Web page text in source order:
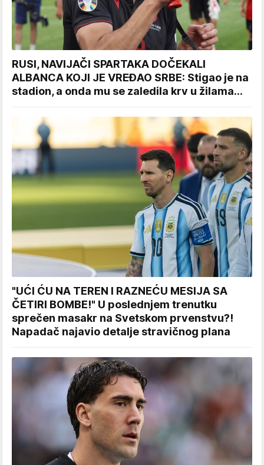
RUSI, NAVIJAČI SPARTAKA DOČEKALI
ALBANCA KOJI JE VREĐAO SRBE: Stigao je na
stadion, a onda mu se zaledila krv u žilama...
"UĆI ĆU NA TEREN I RAZNEĆU MESIJA SA
ČETIRI BOMBE!" U poslednjem trenutku
sprečen masakr na Svetskom prvenstvu?!
Napadač najavio detalje stravičnog plana